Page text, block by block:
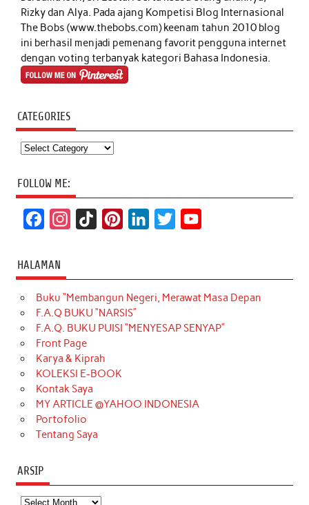
Rizky dan Alya. Pada ajang Kompetisi Blog Internasional
The Bobs (www.thebobs.com) keenam tahun 2010 blog
ini berhasil menjadi pemenang favorit pengguna internet
dengan voting terbanyak kategori Bahasa Indonesia.
CATEGORIES
Categories
FOLLOW ME:
c
e
b
o
o
k
t
a
g
r
a
m
T
o
k
t
e
r
k
e
d
t
t
e
T
u
b
HALAMAN
Buku “Membangun Negeri, Merawat Masa Depan
F.A.Q BUKU “NARSIS”
F.A.Q. BUKU PUISI “MENYESAP SENYAP”
Front Page
Karya & Kiprah
KOLEKSI E-BOOK
Kontak Saya
MY ARTICLE @YAHOO INDONESIA
Portofolio
Tentang Saya
ARSIP
Arsip